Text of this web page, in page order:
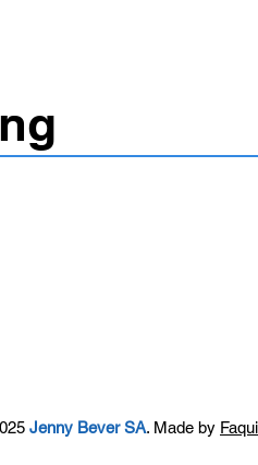
Jenny Bever SA. Made by